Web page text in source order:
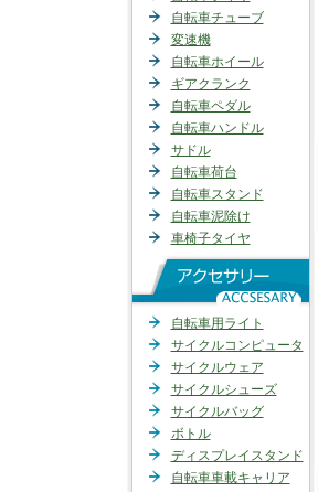
自転車チューブ
変速機
自転車ホイール
ギアクランク
自転車ペダル
自転車ハンドル
サドル
自転車荷台
自転車スタンド
自転車泥除け
車椅子タイヤ
自転車用ライト
サイクルコンピュータ
サイクルウェア
サイクルシューズ
サイクルバッグ
ボトル
ディスプレイスタンド
自転車車載キャリア